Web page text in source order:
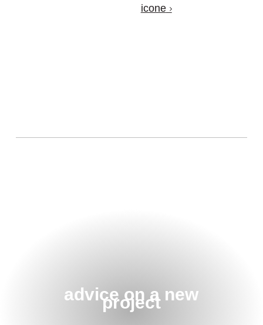
icone
advice on a new
project